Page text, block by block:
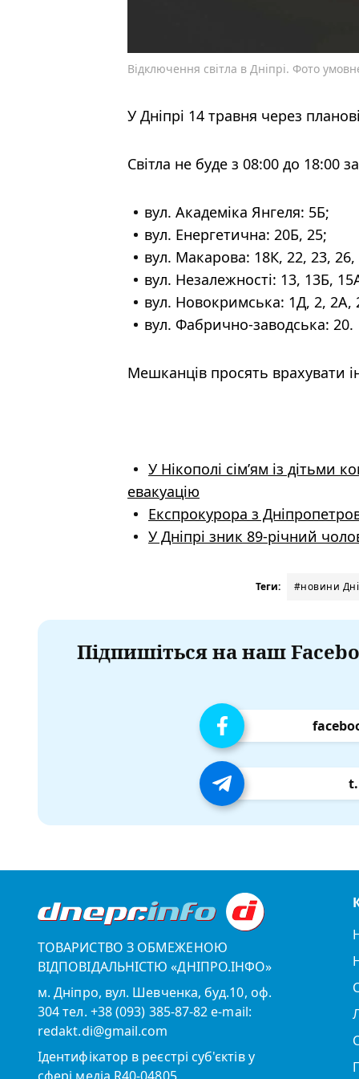
Відключення світла в Дніпрі. Фото
У Дніпрі 14 травня через
Світла не буде з 08:00 до 18:00
вул. Академіка Янгеля: 5Б;
вул. Енергетична: 20Б, 25;
вул. Макарова: 18К, 22, 23, 26,
вул. Незалежності: 13, 13Б,
вул. Новокримська: 1Д, 2,
вул. Фабрично-заводська: 20.
Мешканців просять врахувати
У Нікополі сім’ям із дітьми
евакуацію
Експрокурора з
У Дніпрі зник 89-річний
Теги: #новини
Підпишіться на наш
ТОВАРИСТВО З ОБМЕЖЕНОЮ
ВІДПОВІДАЛЬНІСТЮ «ДНІПРО.ІНФО»
м. Дніпро, вул. Шевченка, буд.10, оф.
304 тел. +38 (093) 385-87-82 e-mail:
redakt.di@gmail.com
Ідентифікатор в реєстрі суб'єктів у